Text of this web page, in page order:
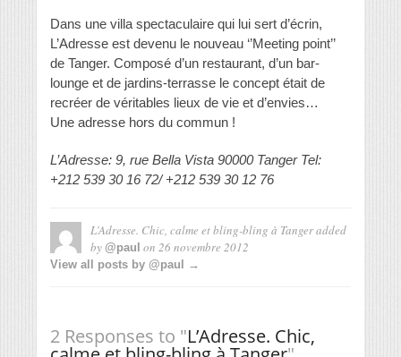
Dans une villa spectaculaire qui lui sert d’écrin,
L’Adresse est devenu le nouveau ‘’Meeting point’’
de Tanger. Composé d’un restaurant, d’un bar-
lounge et de jardins-terrasse le concept était de
recréer de véritables lieux de vie et d’envies…
Une adresse hors du commun !
L’Adresse: 9, rue Bella Vista 90000 Tanger Tel:
+212 539 30 16 72/ +212 539 30 12 76
L’Adresse. Chic, calme et bling-bling à Tangeradded
by @paul on 26 novembre 2012
View all posts by @paul →
2 Responses to "L’Adresse. Chic,